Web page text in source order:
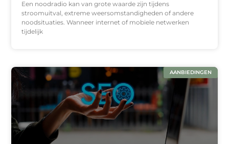
Een noodradio kan van grote waarde zijn tijdens
stroomuitval, extreme weersomstandigheden of andere
noodsituaties. Wanneer internet of mobiele netwerken
tijdelijk
AANBIEDINGEN